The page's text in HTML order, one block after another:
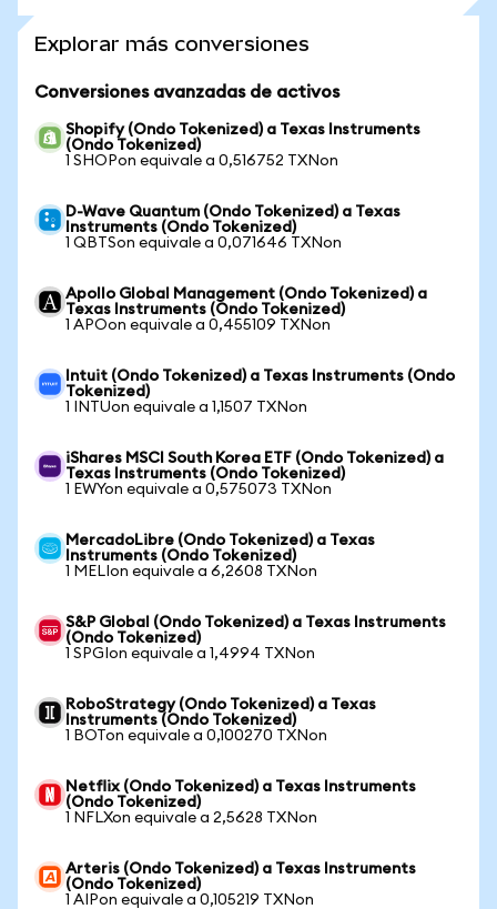
Explorar más conversiones
Conversiones avanzadas de activos
Shopify (Ondo Tokenized) a Texas Instruments
(Ondo Tokenized)
1 SHOPon equivale a 0,516752 TXNon
D-Wave Quantum (Ondo Tokenized) a Texas
Instruments (Ondo Tokenized)
1 QBTSon equivale a 0,071646 TXNon
Apollo Global Management (Ondo Tokenized) a
Texas Instruments (Ondo Tokenized)
1 APOon equivale a 0,455109 TXNon
Intuit (Ondo Tokenized) a Texas Instruments (Ondo
Tokenized)
1 INTUon equivale a 1,1507 TXNon
iShares MSCI South Korea ETF (Ondo Tokenized) a
Texas Instruments (Ondo Tokenized)
1 EWYon equivale a 0,575073 TXNon
MercadoLibre (Ondo Tokenized) a Texas
Instruments (Ondo Tokenized)
1 MELIon equivale a 6,2608 TXNon
S&P Global (Ondo Tokenized) a Texas Instruments
(Ondo Tokenized)
1 SPGIon equivale a 1,4994 TXNon
RoboStrategy (Ondo Tokenized) a Texas
Instruments (Ondo Tokenized)
1 BOTon equivale a 0,100270 TXNon
Netflix (Ondo Tokenized) a Texas Instruments
(Ondo Tokenized)
1 NFLXon equivale a 2,5628 TXNon
Arteris (Ondo Tokenized) a Texas Instruments
(Ondo Tokenized)
1 AIPon equivale a 0,105219 TXNon